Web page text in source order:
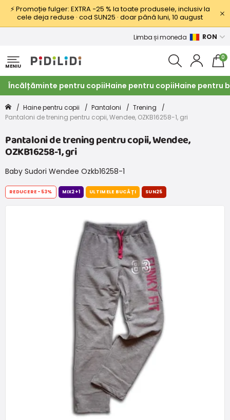
⚡ Promoție fulger: EXTRA −25 % la toate produsele, inclusiv la
cele deja reduse · cod SUN25 · doar până luni, 10 august
Limba și moneda RON
MENIU
0
Încălțăminte pentru copiiHaine pentru copiiHaine pentru
Haine pentru copii Pantaloni
Trening
Pantaloni de trening pentru copii, Wendee, OZKB16258-1, gri
Pantaloni de trening pentru copii, Wendee,
OZKB16258-1, gri
Baby Sudori Wendee Ozkb16258-1
REDUCERE -53% MIX2+1 ULTIMELE BUCĂȚI SUN25